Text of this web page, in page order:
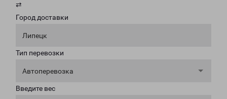
⇄
Город доставки
Липецк
Тип перевозки
Автоперевозка
Введите вес